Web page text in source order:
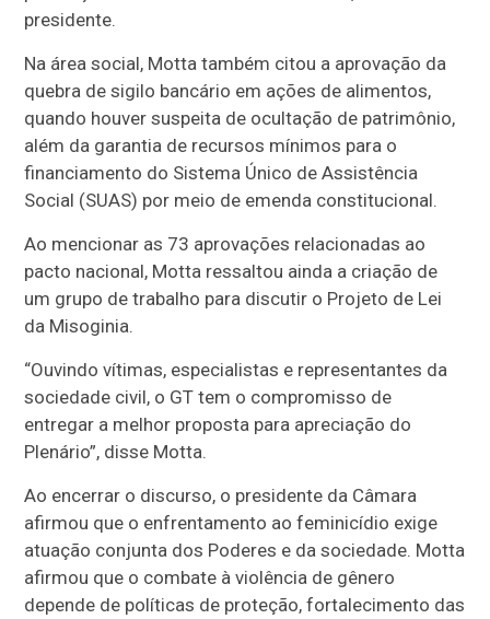
presidente.
Na área social, Motta também citou a aprovação da
quebra de sigilo bancário em ações de alimentos,
quando houver suspeita de ocultação de patrimônio,
além da garantia de recursos mínimos para o
financiamento do Sistema Único de Assistência
Social (SUAS) por meio de emenda constitucional.
Ao mencionar as 73 aprovações relacionadas ao
pacto nacional, Motta ressaltou ainda a criação de
um grupo de trabalho para discutir o Projeto de Lei
da Misoginia.
“Ouvindo vítimas, especialistas e representantes da
sociedade civil, o GT tem o compromisso de
entregar a melhor proposta para apreciação do
Plenário”, disse Motta.
Ao encerrar o discurso, o presidente da Câmara
afirmou que o enfrentamento ao feminicídio exige
atuação conjunta dos Poderes e da sociedade. Motta
afirmou que o combate à violência de gênero
depende de políticas de proteção, fortalecimento das